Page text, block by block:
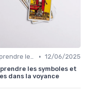
Comprendre les symboles et signes • 12/06/2025
les symboles et
dans la voyance